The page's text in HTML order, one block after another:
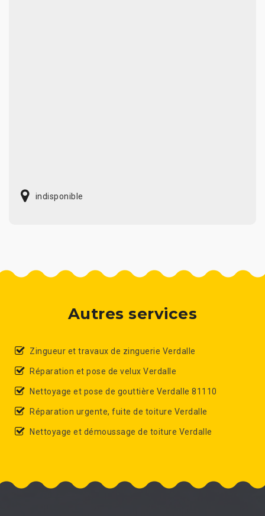
indisponible
Autres services
Zingueur et travaux de zinguerie Verdalle
Réparation et pose de velux Verdalle
Nettoyage et pose de gouttière Verdalle 81110
Réparation urgente, fuite de toiture Verdalle
Nettoyage et démoussage de toiture Verdalle